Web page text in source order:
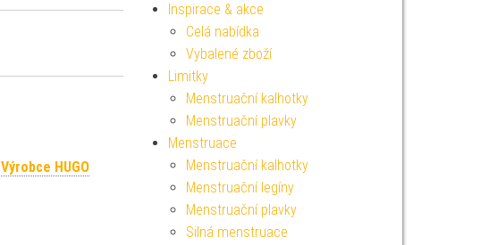
Výrobce HUGO
Inspirace & akce
Celá nabídka
Vybalené zboží
Limitky
Menstruační kalhotky
Menstruační plavky
Menstruace
Menstruační kalhotky
Menstruační legíny
Menstruační plavky
Silná menstruace